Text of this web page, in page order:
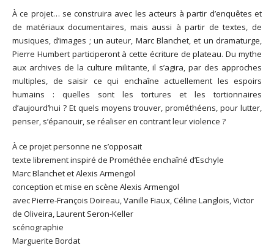
À ce projet… se construira avec les acteurs à partir d’enquêtes et
de matériaux documentaires, mais aussi à partir de textes, de
musiques, d’images ; un auteur, Marc Blanchet, et un dramaturge,
Pierre Humbert participeront à cette écriture de plateau. Du mythe
aux archives de la culture militante, il s’agira, par des approches
multiples, de saisir ce qui enchaîne actuellement les espoirs
humains : quelles sont les tortures et les tortionnaires
d’aujourd’hui ? Et quels moyens trouver, prométhéens, pour lutter,
penser, s’épanouir, se réaliser en contrant leur violence ?
À ce projet personne ne s’opposait
texte librement inspiré de Prométhée enchaîné d’Eschyle
Marc Blanchet et Alexis Armengol
conception et mise en scène Alexis Armengol
avec Pierre-François Doireau, Vanille Fiaux, Céline Langlois, Victor
de Oliveira, Laurent Seron-Keller
scénographie
Marguerite Bordat